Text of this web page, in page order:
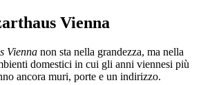
Vienna
Vienna non sta nella grandezza, ma nella
domestici in cui gli anni viennesi più
ancora muri, porte e un indirizzo.